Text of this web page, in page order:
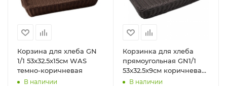
Корзина для хлеба GN
1/1 53x32.5x15см WAS
темно-коричневая
В наличии
Корзинка для хлеба
прямоугольная GN1/1
53x32.5x9см коричневая
Profi-Chef
В наличии